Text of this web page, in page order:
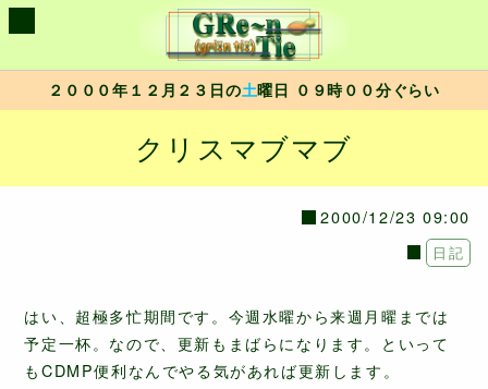
２０００年１２月２３日の土曜日 ０９時００分ぐらい
クリスマブマブ
2000/12/23 09:00
日記
はい、超極多忙期間です。今週水曜から来週月曜までは
予定一杯。なので、更新もまばらになります。といって
もCDMP便利なんでやる気があれば更新します。